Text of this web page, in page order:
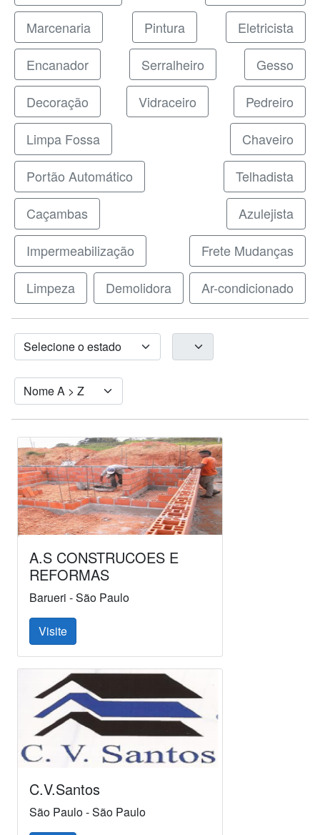
Marcenaria Pintura Eletricista
Encanador Serralheiro Gesso
Decoração Vidraceiro Pedreiro
Limpa Fossa Chaveiro
Portão Automático Telhadista
Caçambas Azulejista
Impermeabilização Frete Mudanças
Limpeza Demolidora Ar-condicionado
A.S CONSTRUCOES E
REFORMAS
Barueri - São Paulo
Visite
C.V.Santos
São Paulo - São Paulo